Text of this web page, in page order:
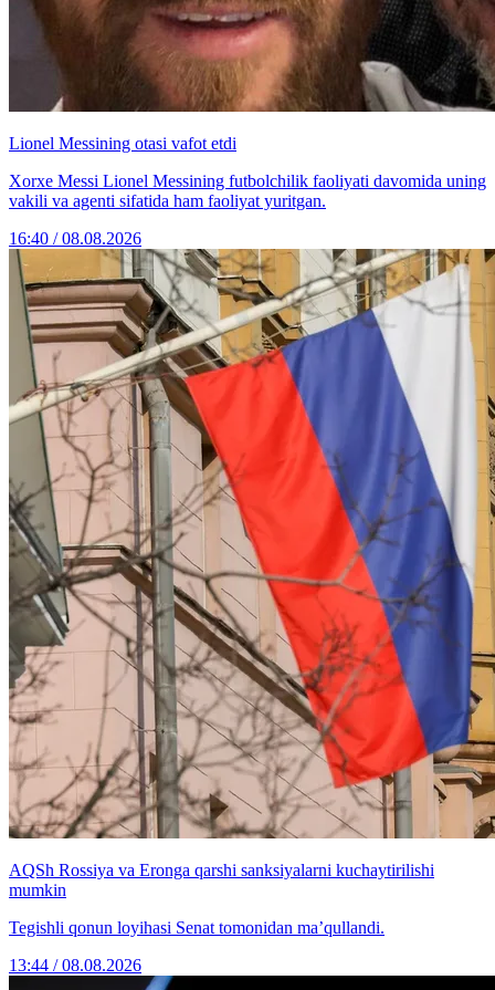
Lionel Messining otasi vafot etdi
Xorxe Messi Lionel Messining futbolchilik faoliyati davomida uning
vakili va agenti sifatida ham faoliyat yuritgan.
16:40 / 08.08.2026
AQSh Rossiya va Eronga qarshi sanksiyalarni kuchaytirilishi
mumkin
Tegishli qonun loyihasi Senat tomonidan ma’qullandi.
13:44 / 08.08.2026